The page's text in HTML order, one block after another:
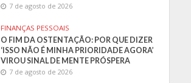
7 de agosto de 2026
FINANÇAS PESSOAIS
O FIM DA OSTENTAÇÃO: POR QUE DIZER
‘ISSO NÃO É MINHA PRIORIDADE AGORA’
VIROU SINAL DE MENTE PRÓSPERA
7 de agosto de 2026